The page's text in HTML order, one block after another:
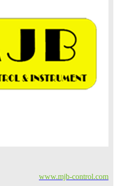
www.mjb-control.com